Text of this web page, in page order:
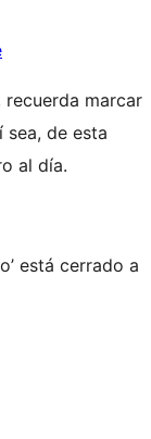
marcar
de esta
al día.
está cerrado a